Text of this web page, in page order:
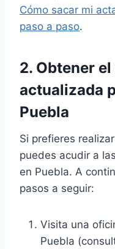
Cómo sacar mi
paso a paso.
2. Obtener
actualizada
Puebla
Si prefieres
puedes acudir a
en Puebla. A
pasos a seguir:
Visita una
Puebla